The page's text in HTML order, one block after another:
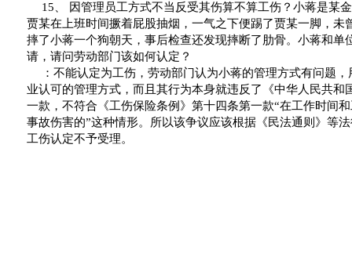
15
因管理员工方式不当反受其伤算不算工伤？小蒋是某
贾某在上班时间撅着屁股抽烟，一气之下便踢了贾某一脚，未
摔了小蒋一个狗朝天，事后检查还发现摔断了肋骨。小蒋和单
请，请问劳动部门该如何认定？
：不能认定为工伤，劳动部门认为小蒋的管理方式有问题
业认可的管理方式，而且其行为本身就违反了《中华人民共和
一款，不符合《工伤保险条例》第十四条第一款“在工作时间
事故伤害的”这种情形。所以该争议应该根据《民法通则》等
工伤认定不予受理。